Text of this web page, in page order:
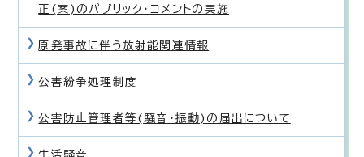
正(案)のパブリック・コメントの実施
原発事故に伴う放射能関連情報
公害紛争処理制度
公害防止管理者等(騒音・振動)の届出について
生活騒音